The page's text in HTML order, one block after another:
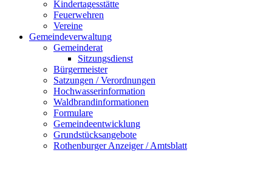
Kindertagesstätte
Feuerwehren
Vereine
Gemeindeverwaltung
Gemeinderat
Sitzungsdienst
Bürgermeister
Satzungen / Verordnungen
Hochwasserinformation
Waldbrandinformationen
Formulare
Gemeindeentwicklung
Grundstücksangebote
Rothenburger Anzeiger / Amtsblatt